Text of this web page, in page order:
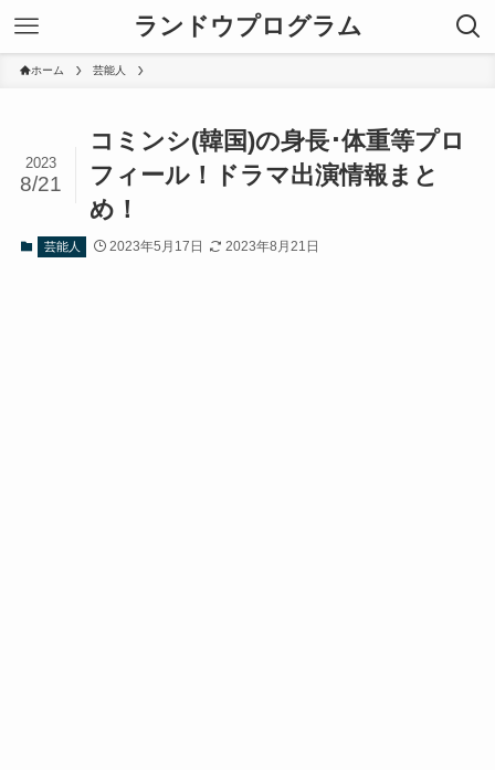
ランドウプログラム
ホーム 芸能人
コミンシ(韓国)の身長･体重等プロ
フィール！ドラマ出演情報まと
め！
2023
8/21
芸能人 2023年5月17日 2023年8月21日